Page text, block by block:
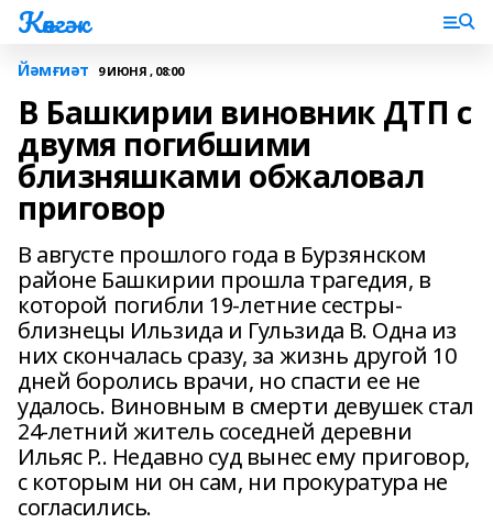
Көнгәк
Йәмғиәт 9 ИЮНЯ , 08:00
В Башкирии виновник ДТП с
двумя погибшими
близняшками обжаловал
приговор
В августе прошлого года в Бурзянском
районе Башкирии прошла трагедия, в
которой погибли 19-летние сестры-
близнецы Ильзида и Гульзида В. Одна из
них скончалась сразу, за жизнь другой 10
дней боролись врачи, но спасти ее не
удалось. Виновным в смерти девушек стал
24-летний житель соседней деревни
Ильяс Р.. Недавно суд вынес ему приговор,
с которым ни он сам, ни прокуратура не
согласились.